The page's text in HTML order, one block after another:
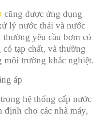
cũng được ứng dụng
lý nước thải và nước
thường yêu cầu bơm có
tạp chất, và thường
môi trường khắc nghiệt.
áp
hệ thống cấp nước
cho các nhà máy,